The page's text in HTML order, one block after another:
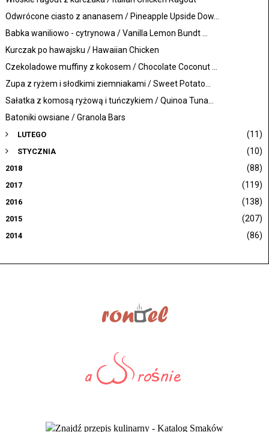
Odwrócone ciasto z ananasem / Pineapple Upside Dow...
Babka waniliowo - cytrynowa / Vanilla Lemon Bundt ...
Kurczak po hawajsku / Hawaiian Chicken
Czekoladowe muffiny z kokosem / Chocolate Coconut ...
Zupa z ryżem i słodkimi ziemniakami / Sweet Potato...
Sałatka z komosą ryżową i tuńczykiem / Quinoa Tuna...
Batoniki owsiane / Granola Bars
LUTEGO (11)
STYCZNIA (10)
2018 (88)
2017 (119)
2016 (138)
2015 (207)
2014 (86)